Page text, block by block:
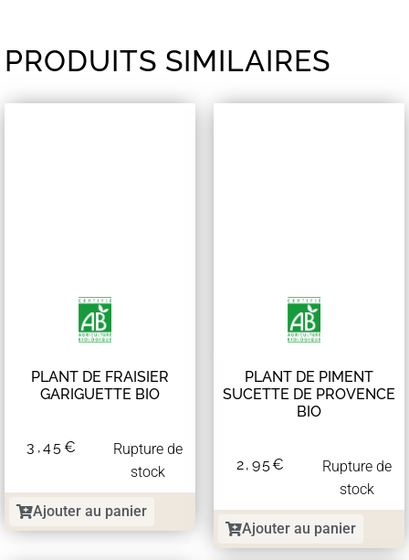
PRODUITS SIMILAIRES
PLANT DE FRAISIER
GARIGUETTE BIO
3,45€
Rupture de
stock
Ajouter au panier
PLANT DE PIMENT
SUCETTE DE PROVENCE
BIO
2,95€
Rupture de
stock
Ajouter au panier